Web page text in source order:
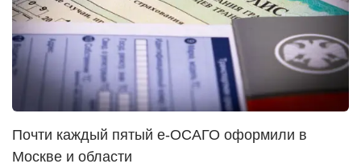
Почти каждый пятый е-ОСАГО оформили в
Москве и области